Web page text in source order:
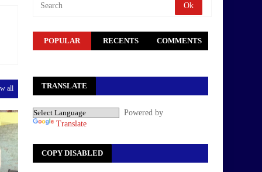
all
POPULAR RECENTS COMMENTS
TRANSLATE
Powered by
Translate
COPY DISABLED